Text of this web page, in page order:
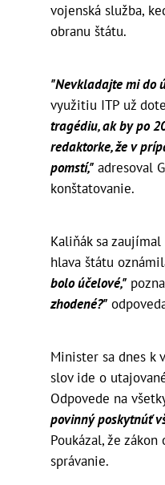
vojenská služba,
obranu štátu.
"Nevkladajte mi do
využitiu ITP už
tragédiu, ak by po
redaktorke, že v
pomstí," adresoval
konštatovanie.
Kaliňák sa
hlava štátu
bolo účelové,"
zhodené?"
Minister sa dnes k
slov ide o
Odpovede na
povinný poskytnúť
Poukázal, že
správanie.